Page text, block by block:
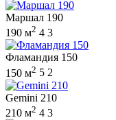
Маршал 190
190 м2 4 3
Фламандия 150
150 м2 5 2
Gemini 210
210 м2 4 3